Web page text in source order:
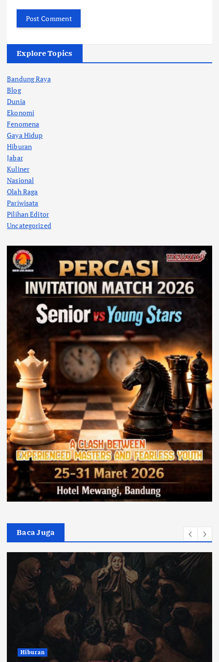
Explore Topics
Bandung Raya
Blog
Dunia
Ekonomi
Fenomena
Gaya Hidup
Hiburan
Jabar
Kuliner
Nasional
Olah Raga
Pariwisata
Pilihan Editor
Uncategorized
Baca Juga
Bandung Raya